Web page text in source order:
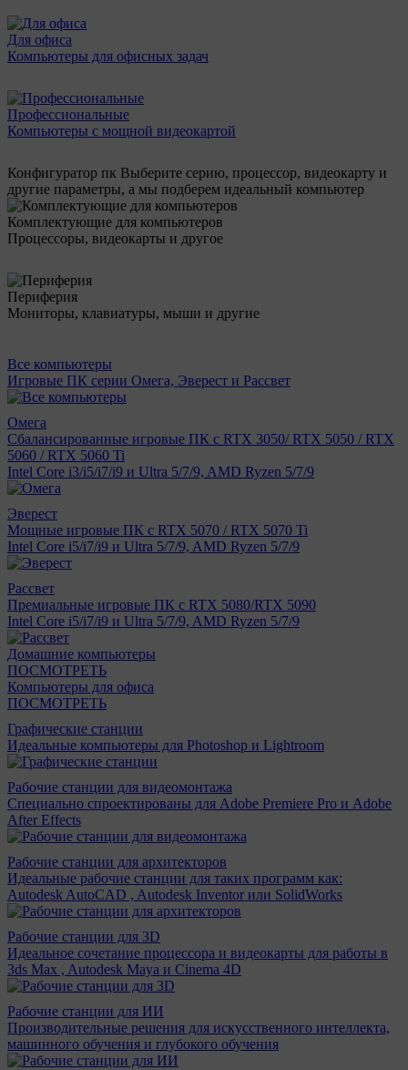
Для офиса
Компьютеры для офисных задач
Профессиональные
Компьютеры с мощной видеокартой
Конфигуратор пк Выберите серию, процессор, видеокарту и
другие параметры, а мы подберем идеальный компьютер
Комплектующие для компьютеров
Процессоры, видеокарты и другое
Периферия
Мониторы, клавиатуры, мыши и другие
Все компьютеры
Игровые ПК серии Омега, Эверест и Рассвет
Омега
Сбалансированные игровые ПК с RTX 3050/ RTX 5050 / RTX
5060 / RTX 5060 Ti
Intel Core i3/i5/i7/i9 и Ultra 5/7/9, AMD Ryzen 5/7/9
Эверест
Мощные игровые ПК с RTX 5070 / RTX 5070 Ti
Intel Core i5/i7/i9 и Ultra 5/7/9, AMD Ryzen 5/7/9
Рассвет
Премиальные игровые ПК с RTX 5080/RTX 5090
Intel Core i5/i7/i9 и Ultra 5/7/9, AMD Ryzen 5/7/9
Домашние компьютеры
ПОСМОТРЕТЬ
Компьютеры для офиса
ПОСМОТРЕТЬ
Графические станции
Идеальные компьютеры для Photoshop и Lightroom
Рабочие станции для видеомонтажа
Специально спроектированы для Adobe Premiere Pro и Adobe
After Effects
Рабочие станции для архитекторов
Идеальные рабочие станции для таких программ как:
Autodesk AutoCAD , Autodesk Inventor или SolidWorks
Рабочие станции для 3D
Идеальное сочетание процессора и видеокарты для работы в
3ds Max , Autodesk Maya и Cinema 4D
Рабочие станции для ИИ
Производительные решения для искусственного интеллекта,
машинного обучения и глубокого обучения